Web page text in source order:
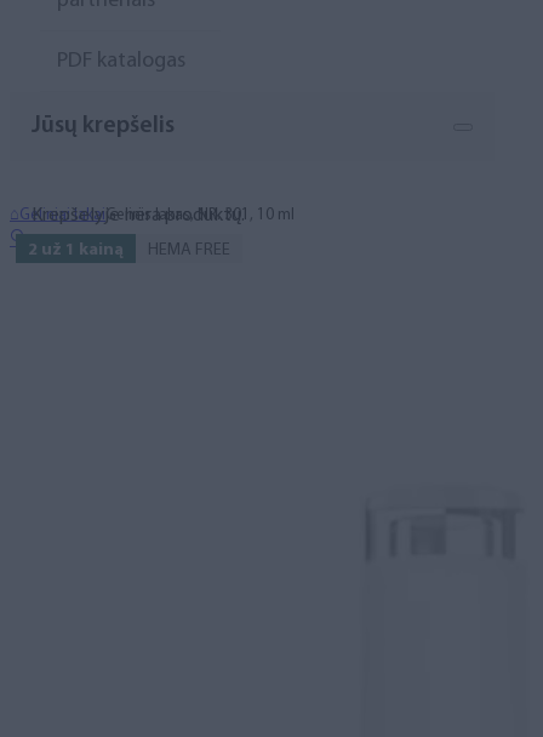
PDF katalogas
Jūsų krepšelis
Krepšelyje nėra produktų.
⌂Geliniai lakai Gelinis lakas, NR. 301, 10 ml
2 už 1 kainą HEMA FREE
🔍